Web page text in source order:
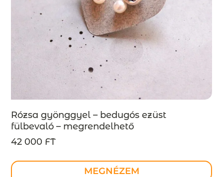
Rózsa gyönggyel – bedugós ezüst
fülbevaló – megrendelhető
42 000 FT
MEGNÉZEM